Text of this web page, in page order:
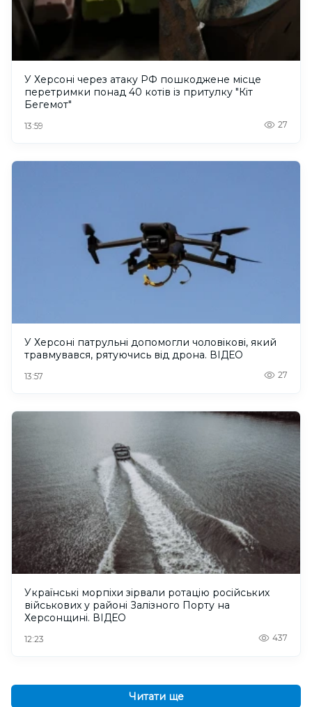
У Херсоні через атаку РФ пошкоджене місце
перетримки понад 40 котів із притулку "Кіт
Бегемот"
13:59 27
У Херсоні патрульні допомогли чоловікові, який
травмувався, рятуючись від дрона. ВІДЕО
13:57 27
Українські морпіхи зірвали ротацію російських
військових у районі Залізного Порту на
Херсонщині. ВІДЕО
12:23 437
Читати ще